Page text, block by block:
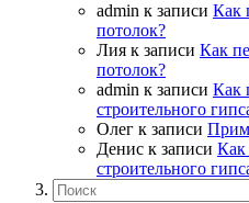
admin к записи Как
потолок?
Лия к записи Как
потолок?
admin к записи Как
строительного
Олег к записи
Денис к записи Как
строительного